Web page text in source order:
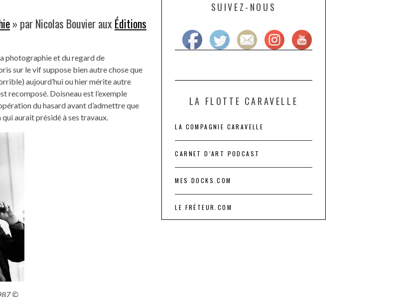
» par Nicolas Bouvier auxÉditions
photographie et du regard de
sur le vif suppose bien autre chose que
aujourd’hui ou hier mérite autre
recomposé. Doisneau est l’exemple
du hasard avant d’admettre que
qui aurait présidé à ses travaux.
©
SUIVEZ-NOUS
LA FLOTTE CARAVELLE
LA COMPAGNIE CARAVELLE
CARNET D’ART PODCAST
MES DOCKS.COM
LE FRÉTEUR.COM